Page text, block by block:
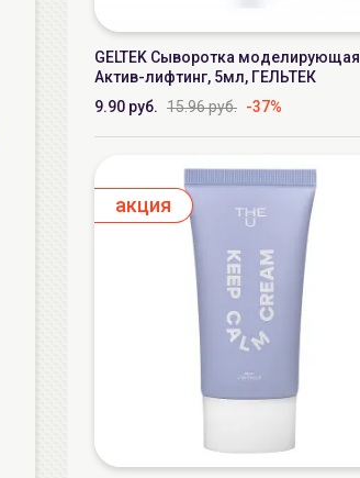
GELTEK Сыворотка моделирующая
Актив-лифтинг, 5мл, ГЕЛЬТЕК
9.90 руб. 15.96 руб. -37%
aкция